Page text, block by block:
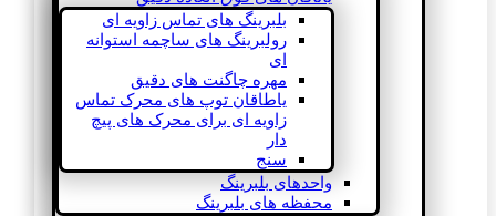
بلبرینگ های تماس زاویه ای
رولبرینگ های ساچمه استوانه
ای
مهره چاگنت های دقیق
یاطاقان توپ های محرک تماس
زاویه ای برای محرک های پیچ
دار
سنج
واحدهای بلبرینگ
محفظه های بلبرینگ